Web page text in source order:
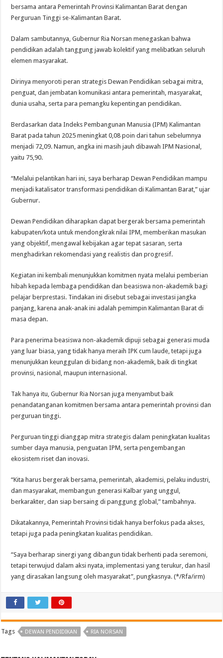
bersama antara Pemerintah Provinsi Kalimantan Barat dengan
Perguruan Tinggi se-Kalimantan Barat.
Dalam sambutannya, Gubernur Ria Norsan menegaskan bahwa
pendidikan adalah tanggung jawab kolektif yang melibatkan seluruh
elemen masyarakat.
Dirinya menyoroti peran strategis Dewan Pendidikan sebagai mitra,
penguat, dan jembatan komunikasi antara pemerintah, masyarakat,
dunia usaha, serta para pemangku kepentingan pendidikan.
Berdasarkan data Indeks Pembangunan Manusia (IPM) Kalimantan
Barat pada tahun 2025 meningkat 0,08 poin dari tahun sebelumnya
menjadi 72,09. Namun, angka ini masih jauh dibawah IPM Nasional,
yaitu 75,90.
“Melalui pelantikan hari ini, saya berharap Dewan Pendidikan mampu
menjadi katalisator transformasi pendidikan di Kalimantan Barat,” ujar
Gubernur.
Dewan Pendidikan diharapkan dapat bergerak bersama pemerintah
kabupaten/kota untuk mendongkrak nilai IPM, memberikan masukan
yang objektif, mengawal kebijakan agar tepat sasaran, serta
menghadirkan rekomendasi yang realistis dan progresif.
Kegiatan ini kembali menunjukkan komitmen nyata melalui pemberian
hibah kepada lembaga pendidikan dan beasiswa non-akademik bagi
pelajar berprestasi. Tindakan ini disebut sebagai investasi jangka
panjang, karena anak-anak ini adalah pemimpin Kalimantan Barat di
masa depan.
Para penerima beasiswa non-akademik dipuji sebagai generasi muda
yang luar biasa, yang tidak hanya meraih IPK cum laude, tetapi juga
menunjukkan keunggulan di bidang non-akademik, baik di tingkat
provinsi, nasional, maupun internasional.
Tak hanya itu, Gubernur Ria Norsan juga menyambut baik
penandatanganan komitmen bersama antara pemerintah provinsi dan
perguruan tinggi.
Perguruan tinggi dianggap mitra strategis dalam peningkatan kualitas
sumber daya manusia, penguatan IPM, serta pengembangan
ekosistem riset dan inovasi.
“Kita harus bergerak bersama, pemerintah, akademisi, pelaku industri,
dan masyarakat, membangun generasi Kalbar yang unggul,
berkarakter, dan siap bersaing di panggung global,” tambahnya.
Dikatakannya, Pemerintah Provinsi tidak hanya berfokus pada akses,
tetapi juga pada peningkatan kualitas pendidikan.
“Saya berharap sinergi yang dibangun tidak berhenti pada seremoni,
tetapi terwujud dalam aksi nyata, implementasi yang terukur, dan hasil
yang dirasakan langsung oleh masyarakat”, pungkasnya. (*/Rfa/irm)
Tags DEWAN PENDIDIKAN RIA NORSAN